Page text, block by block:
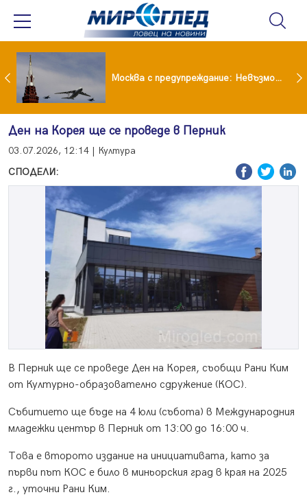
Вече не рушим само Земята: 4-тонен фрагмент на SpaceX удари луната Москва с предупреждание: Невъзможно е да бъде победена ядрена сила като Русия
Ден на Корея ще се проведе в Перник
03.07.2026, 12:14 | Култура
СПОДЕЛИ:
В Перник ще се проведе Ден на Корея, съобщи Рани Ким
от Културно-образователно сдружение (КОС).
Събитието ще бъде на 4 юли (събота) в Международния
младежки център в Перник от 13:00 до 16:00 ч.
Това е второто издание на инициативата, като за
първи път КОС е било в миньорския град в края на 2025
г., уточни Рани Ким.